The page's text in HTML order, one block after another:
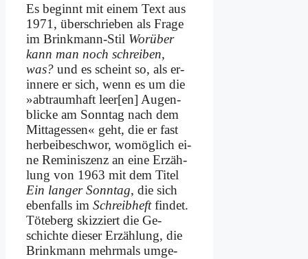
Es be­ginnt mit ei­nem Text aus
1971, über­schrie­ben als Fra­ge
im Brink­mann-Stil Wor­über
kann man noch schrei­ben,
was? und es scheint so, als er­
in­ne­re er sich, wenn es um die
»ab­traum­haft leer[en] Au­gen­
blicke am Sonn­tag nach dem
Mit­tag­essen« geht, die er fast
her­bei­be­schwor, wo­mög­lich ei­
ne Re­mi­nis­zenz an ei­ne Er­zäh­
lung von 1963 mit dem Ti­tel
Ein lan­ger Sonn­tag, die sich
eben­falls im Schreib­heftfin­det.
Tö­te­berg skiz­ziert die Ge­
schich­te die­ser Er­zäh­lung, die
Brink­mann mehr­mals um­ge­